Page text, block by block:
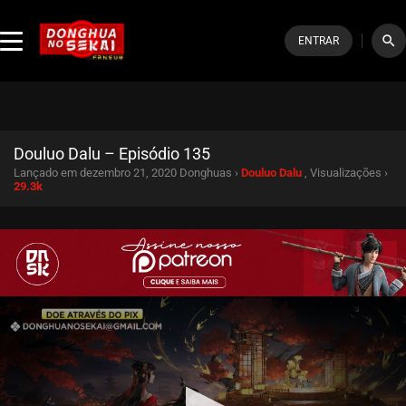
ENTRAR search
Douluo Dalu – Episódio 135
Lançado em dezembro 21, 2020 Donghuas › Douluo Dalu , Visualizações ›
29.3k